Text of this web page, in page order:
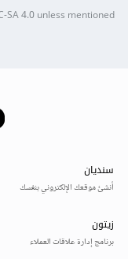
SA 4.0unless mentioned